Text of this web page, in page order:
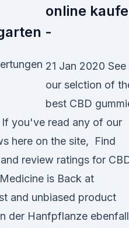
online
-
21 Jan 2020 See
our selction of
best CBD
you've read any of our
here on the site, Find
review ratings for
is Back at
and unbiased product
der Hanfpflanze